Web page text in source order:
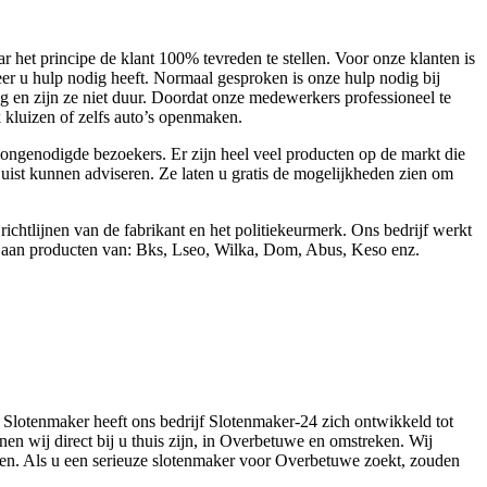
het principe de klant 100% tevreden te stellen. Voor onze klanten is
u hulp nodig heeft. Normaal gesproken is onze hulp nodig bij
zijn ze niet duur. Doordat onze medewerkers professioneel te
of zelfs auto’s openmaken.
bezoekers. Er zijn heel veel producten op de markt die
kunnen adviseren. Ze laten u gratis de mogelijkheden zien om
van de fabrikant en het politiekeurmerk. Ons bedrijf werkt
producten van: Bks, Lseo, Wilka, Dom, Abus, Keso enz.
heeft ons bedrijf Slotenmaker-24 zich ontwikkeld tot
wij direct bij u thuis zijn, in Overbetuwe en omstreken. Wij
Als u een serieuze slotenmaker voor Overbetuwe zoekt, zouden